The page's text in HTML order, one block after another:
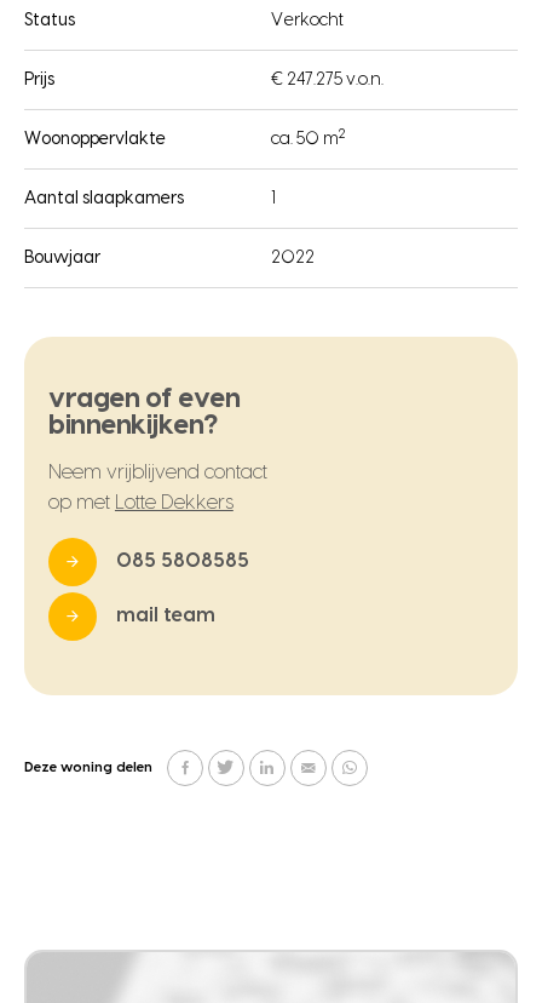
Status Verkocht
Prijs € 247.275 v.o.n.
Woonoppervlakte ca. 50 m2
Aantal slaapkamers
Bouwjaar 2022
vragen of even
binnenkijken?
Neem vrijblijvend contact
op met
Lotte Dekkers
085 5808585
mail team
Deze woning delen